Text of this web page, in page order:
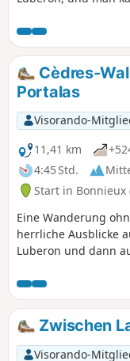
Diese Wanderung
mehrere Täler zum
einigen Stellen
Abstieg auf dem
zahlreichen
interessant. (Die
sich inzwischen
Cèdres-
Portalas
Visorando-
11,41 km
4:45 Std.
Start in Bonnieux
Eine Wanderung
herrliche Ausblicke
Luberon und dann
um sein Wissen
botanischen
Zwischen
Visorando-